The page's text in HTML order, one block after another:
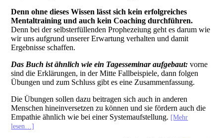
Denn ohne dieses Wissen lässt sich kein erfolgreiches
Mentaltraining und auch kein Coaching durchführen.
Denn bei der selbsterfüllenden Prophezeiung geht es darum wie
wir uns aufgrund unserer Erwartung verhalten und damit
Ergebnisse schaffen.
Das Buch ist ähnlich wie ein Tagesseminar aufgebaut: vorne
sind die Erklärungen, in der Mitte Fallbeispiele, dann folgen
Übungen und zum Schluss gibt es eine Zusammenfassung.
Die Übungen sollen dazu beitragen sich auch in anderen
Menschen hineinversetzen zu können und sie fördern auch die
Empathie ähnlich wie bei einer Systemaufstellung. [Mehr
lesen…]